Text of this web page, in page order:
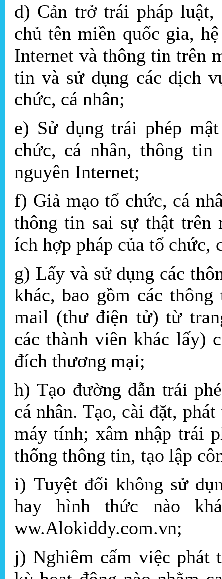
d) Cản trở trái pháp luật,
chủ tên miền quốc gia,
Internet và thông tin trên
tin và sử dụng các dịch
chức, cá nhân;
e) Sử dụng trái phép
chức, cá nhân, thông
nguyên Internet;
f) Giả mạo tổ chức, cá
thông tin sai sự thật trên
ích hợp pháp của tổ chức,
g) Lấy và sử dụng các
khác, bao gồm các
mail (thư điện tử) từ
các thành viên khác lấy)
đích thương mại;
h) Tạo đường dẫn trái
cá nhân. Tạo, cài đặt,
máy tính; xâm nhập trái
thống thông tin, tạo lập
i) Tuyệt đối không sử
hay hình thức nào
ww.Alokiddy.com.vn;
j) Nghiêm cấm việc phát